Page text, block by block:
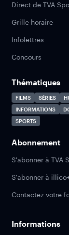
Direct de TVA
Grille horaire
Infolettres
Concours
Thématiques
FILMS SÉRIES
INFORMATIONS
SPORTS
Abonnement
S'abonner à TVA
S'abonner à
Contactez votre
Informations